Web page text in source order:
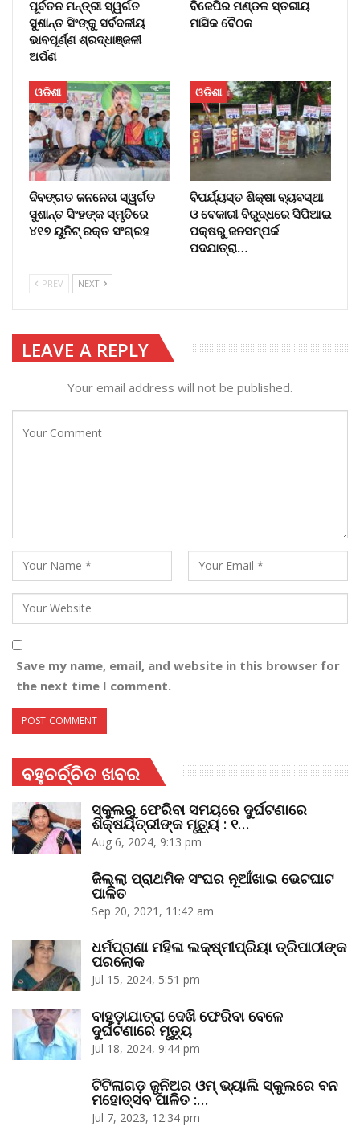
ପୂର୍ବତନ ମନ୍ତ୍ରୀ ସ୍ୱର୍ଗତ
ସୁଶାନ୍ତ ସିଂଙ୍କୁ ସର୍ବଦଳୀୟ
ଭାବପୂର୍ଣ୍ଣ ଶ୍ରଦ୍ଧାଞ୍ଜଳୀ
ଅର୍ପଣ
ବିଜେପିର ମଣ୍ଡଳ ସ୍ତରୀୟ
ମାସିକ ବୈଠକ
ଓଡିଶା
ଦିବଙ୍ଗତ ଜନନେତା ସ୍ୱର୍ଗତ
ସୁଶାନ୍ତ ସିଂହଙ୍କ ସ୍ମୃତିରେ
୪୧୭ ୟୁନିଟ୍ ରକ୍ତ ସଂଗ୍ରହ
ଓଡିଶା
ବିପର୍ଯ୍ୟସ୍ତ ଶିକ୍ଷା ବ୍ୟବସ୍ଥା
ଓ ବେକାରୀ ବିରୁଦ୍ଧରେ ସିପିଆଇ
ପକ୍ଷରୁ ଜନସମ୍ପର୍କ
ପଦଯାତ୍ରା…
PREV NEXT
LEAVE A REPLY
Your email address will not be published.
Save my name, email, and website in this browser for
the next time I comment.
ବହୁଚର୍ଚ୍ଚିତ ଖବର
ସ୍କୁଲରୁ ଫେରିବା ସମୟରେ ଦୁର୍ଘଟଣାରେ
ଶିକ୍ଷୟିତ୍ରୀଙ୍କ ମୃତ୍ୟୁ : ୧…
Aug 6, 2024, 9:13 pm
ଜିଲ୍ଲା ପ୍ରାଥମିକ ସଂଘର ନୂଆଁଖାଇ ଭେଟଘାଟ
ପାଳିତ
Sep 20, 2021, 11:42 am
ଧର୍ମପ୍ରାଣା ମହିଳା ଲକ୍ଷ୍ମୀପ୍ରିୟା ତ୍ରିପାଠୀଙ୍କ
ପରଲୋକ
Jul 15, 2024, 5:51 pm
ବାହୁଡ଼ାଯାତ୍ରା ଦେଖି ଫେରିବା ବେଳେ
ଦୁର୍ଘଟଣାରେ ମୃତ୍ୟୁ
Jul 18, 2024, 9:44 pm
ଟିଟିଲାଗଡ଼ ଜୁନିଅର ଓମ୍‌ ଭ୍ୟାଲି ସ୍କୁଲରେ ବନ
ମହୋତ୍ସବ ପାଳିତ :…
Jul 7, 2023, 12:34 pm